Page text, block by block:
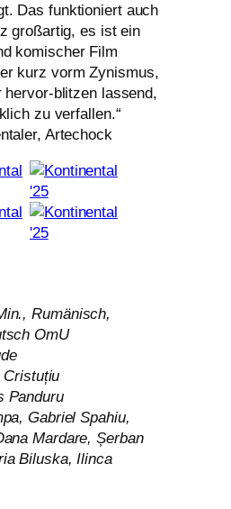
Das funk­tio­niert auch
groß­ar­tig, es ist ein
komi­scher Film
kurz vorm Zynismus,
her­vor-blit­zen las­send,
zu ver­fal­len.“
Artechock
Rumänisch,
OmU
Cristuțiu
Panduru
Gabriel Spahiu,
Mardare, Șerban
Biluska, Ilinca